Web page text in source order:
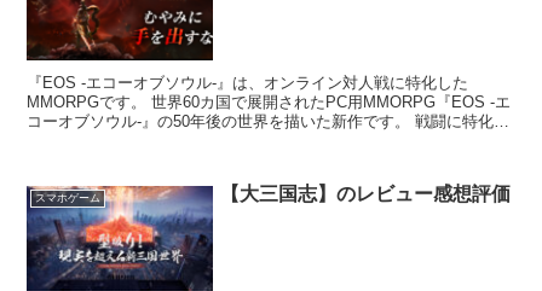
『EOS -エコーオブソウル-』は、オンライン対人戦に特化した
MMORPGです。 世界60カ国で展開されたPC用MMORPG『EOS -エ
コーオブソウル-』の50年後の世界を描いた新作です。 戦闘に特化し
スマホゲーム 【大三国志】のレビュー感想評価